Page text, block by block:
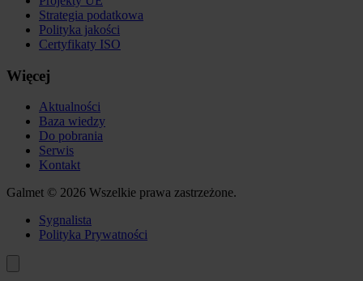
Strategia podatkowa
Polityka jakości
Certyfikaty ISO
Więcej
Aktualności
Baza wiedzy
Do pobrania
Serwis
Kontakt
Galmet © 2026 Wszelkie prawa zastrzeżone.
Sygnalista
Polityka Prywatności